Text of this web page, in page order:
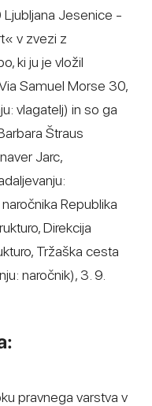
Jesenice -
v zvezi z
ki ju je vložil
Samuel Morse 30,
vlagatelj) in so ga
Štraus
Jarc,
Republika
Direkcija
Tržaška cesta
naročnik), 3. 9.
pravnega varstva v